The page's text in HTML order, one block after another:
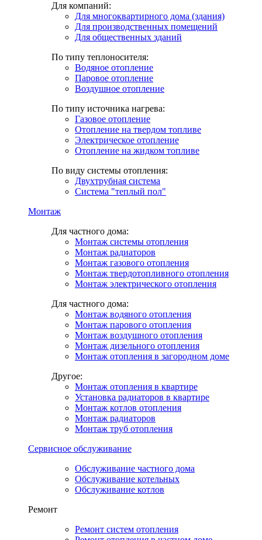
Для компаний:
Для многоквартирного дома (здания)
Для производственных помещений
Для общественных зданий
По типу теплоносителя:
Водяное отопление
Паровое отопление
Воздушное отопление
По типу источника нагрева:
Газовое отопление
Отопление на твердом топливе
Электрическое отопление
Отопление на жидком топливе
По виду системы отопления:
Двухтрубная система
Система "теплый пол"
Монтаж
Для частного дома:
Монтаж системы отопления
Монтаж радиаторов
Монтаж газового отопления
Монтаж твердотопливного отопления
Монтаж электрического отопления
Для частного дома:
Монтаж водяного отопления
Монтаж парового отопления
Монтаж воздушного отопления
Монтаж дизельного отопления
Монтаж отопления в загородном доме
Другое:
Монтаж отопления в квартире
Установка радиаторов в квартире
Монтаж котлов отопления
Монтаж радиаторов
Монтаж труб отопления
Сервисное обслуживание
Обслуживание частного дома
Обслуживание котельных
Обслуживание котлов
Ремонт
Ремонт систем отопления